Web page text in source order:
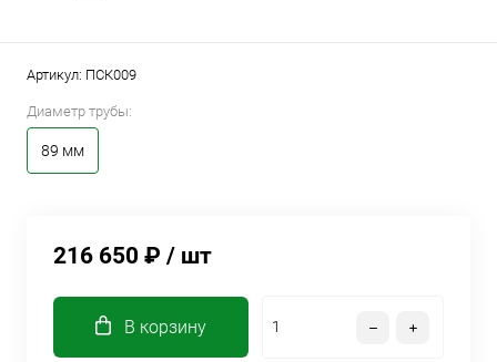
Артикул: ПСК009
Диаметр трубы:
89 мм
216 650 ₽ / шт
В корзину